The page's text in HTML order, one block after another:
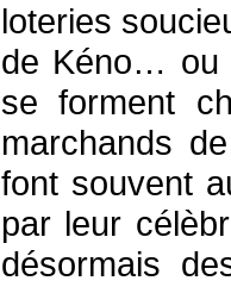
loteries
de Kéno… ou
se forment
marchands
font souvent
par leur
désormais